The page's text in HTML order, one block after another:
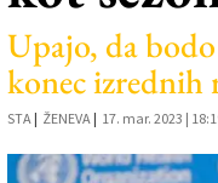
Še
Vreme
Upajo, da
konec izrednih
STA | ŽENEVA | 17. mar. 2023 |